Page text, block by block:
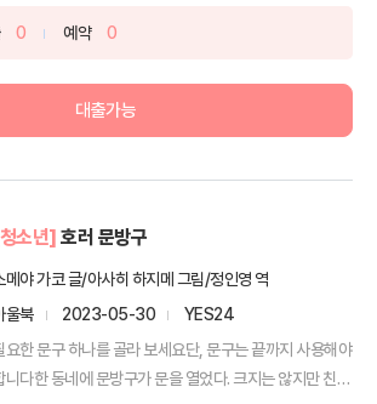
0 예약 0
대출가능
소년] 호러 문방구
메야 가코 글/아사히 하지메 그림/정인영 역
울북
2023-05-30
YES24
요한 문구 하나를 골라 보세요단, 문구는 끝까지 사용해야
니다한 동네에 문방구가 문을 열었다. 크지는 않지만 친